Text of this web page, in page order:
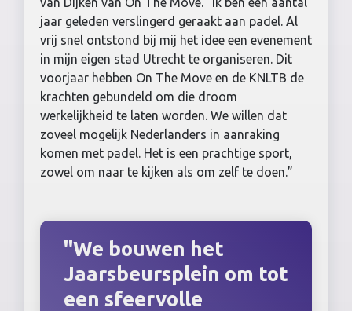
jaar geleden verslingerd geraakt aan padel. Al
vrij snel ontstond bij mij het idee een evenement
in mijn eigen stad Utrecht te organiseren. Dit
voorjaar hebben On The Move en de KNLTB de
krachten gebundeld om die droom
werkelijkheid te laten worden. We willen dat
zoveel mogelijk Nederlanders in aanraking
komen met padel. Het is een prachtige sport,
zowel om naar te kijken als om zelf te doen.”
"We bouwen het
Jaarsbeursplein om tot
een sfeervolle